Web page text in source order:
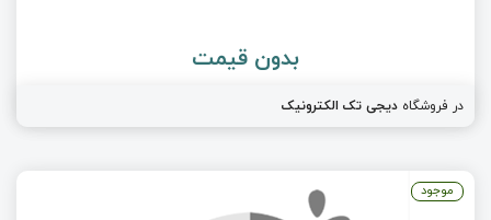
بدون قیمت
در فروشگاه دیجی تک الکترونیک
موجود